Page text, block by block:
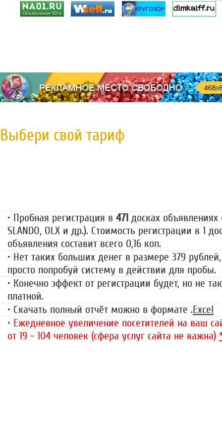
Выбери свой тариф
• Пробная регистрация в 471 досках объявлениях
SLANDO, OLX и др.). Стоимость регистрации в 1
объявления составит всего 0,16 коп.
• Нет таких больших денег в размере 379
просто попробуй систему в действии для пробы.
• Конечно эффект от регистрации будет, но не
платной.
• Скачать полный отчёт можно в формате .Excel
• Ежедневное увеличение посетителей на ваш
от 19 - 104 человек (сфера услуг сайта не важна)